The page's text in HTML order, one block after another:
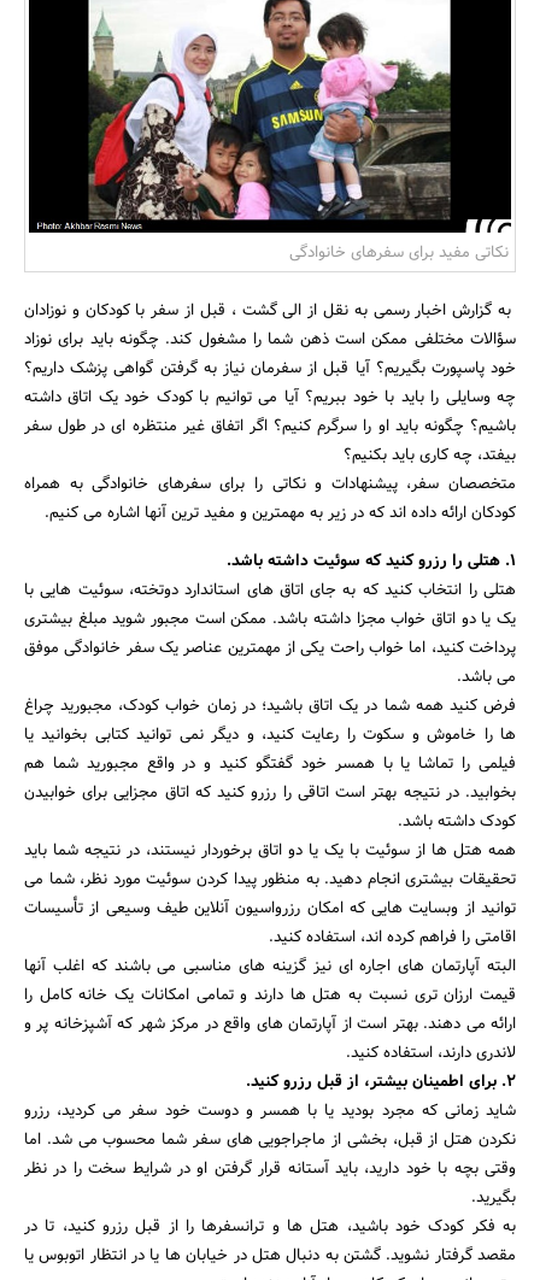
بانک، بیمه و سرمایه
مسکن و ساختمان
جستجو
نکاتی مفید برای سفرهای خانوادگی
به گزارش اخبار رسمی به نقل از الی گشت ، قبل از سفر با کودکان و نوزادان
سؤالات مختلفی ممکن است ذهن شما را مشغول کند. چگونه باید برای نوزاد
خود پاسپورت بگیریم؟ آیا قبل از سفرمان نیاز به گرفتن گواهی پزشک داریم؟
چه وسایلی را باید با خود ببریم؟ آیا می توانیم با کودک خود یک اتاق داشته
باشیم؟ چگونه باید او را سرگرم کنیم؟ اگر اتفاق غیر منتظره ای در طول سفر
بیفتد، چه کاری باید بکنیم؟
متخصصان سفر، پیشنهادات و نکاتی را برای سفرهای خانوادگی به همراه
کودکان ارائه داده اند که در زیر به مهمترین و مفید ترین آنها اشاره می کنیم.
1. هتلی را رزرو کنید که سوئیت داشته باشد.
هتلی را انتخاب کنید که به جای اتاق های استاندارد دوتخته، سوئیت هایی با
یک یا دو اتاق خواب مجزا داشته باشد. ممکن است مجبور شوید مبلغ بیشتری
پرداخت کنید، اما خواب راحت یکی از مهمترین عناصر یک سفر خانوادگی موفق
می باشد.
فرض کنید همه شما در یک اتاق باشید؛ در زمان خواب کودک، مجبورید چراغ
ها را خاموش و سکوت را رعایت کنید، و دیگر نمی توانید کتابی بخوانید یا
فیلمی را تماشا یا با همسر خود گفتگو کنید و در واقع مجبورید شما هم
بخوابید. در نتیجه بهتر است اتاقی را رزرو کنید که اتاق مجزایی برای خوابیدن
کودک داشته باشد.
همه هتل ها از سوئیت با یک یا دو اتاق برخوردار نیستند، در نتیجه شما باید
تحقیقات بیشتری انجام دهید. به منظور پیدا کردن سوئیت مورد نظر، شما می
توانید از وبسایت هایی که امکان رزرواسیون آنلاین طیف وسیعی از تأسیسات
اقامتی را فراهم کرده اند، استفاده کنید.
البته آپارتمان های اجاره ای نیز گزینه های مناسبی می باشند که اغلب آنها
قیمت ارزان تری نسبت به هتل ها دارند و تمامی امکانات یک خانه کامل را
ارائه می دهند. بهتر است از آپارتمان های واقع در مرکز شهر که آشپزخانه پر و
لاندری دارند، استفاده کنید.
2. برای اطمینان بیشتر، از قبل رزرو کنید.
شاید زمانی که مجرد بودید یا با همسر و دوست خود سفر می کردید، رزرو
نکردن هتل از قبل، بخشی از ماجراجویی های سفر شما محسوب می شد. اما
وقتی بچه با خود دارید، باید آستانه قرار گرفتن او در شرایط سخت را در نظر
بگیرید.
به فکر کودک خود باشید، هتل ها و ترانسفرها را از قبل رزرو کنید، تا در
مقصد گرفتار نشوید. گشتن به دنبال هتل در خیابان ها یا در انتظار اتوبوس یا